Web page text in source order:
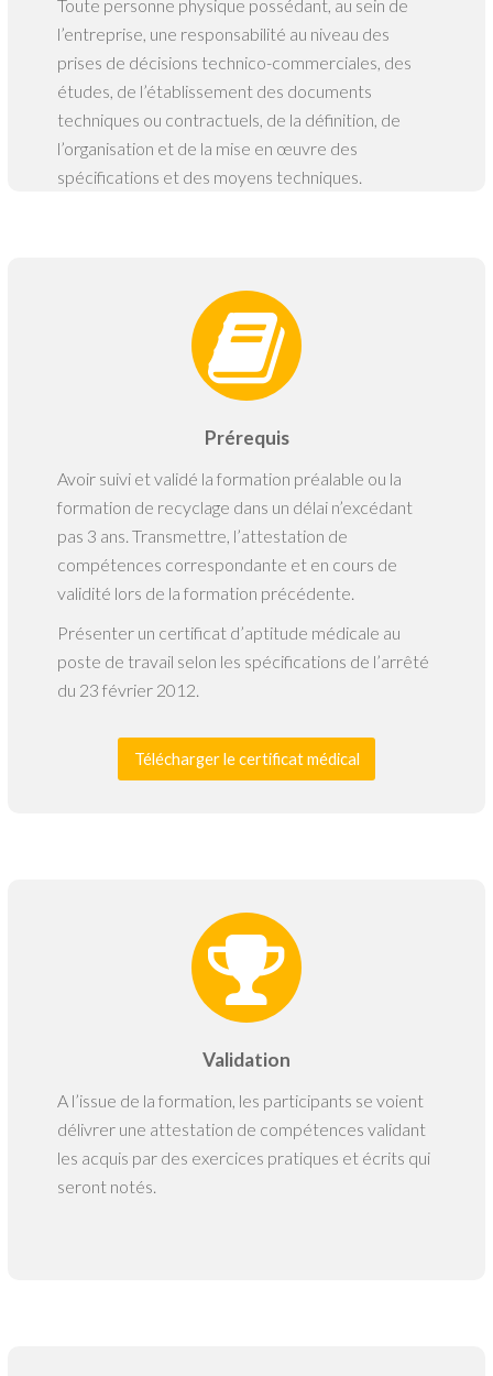
Toute personne physique possédant, au sein de
l’entreprise, une responsabilité au niveau des
prises de décisions technico-commerciales, des
études, de l’établissement des documents
techniques ou contractuels, de la définition, de
l’organisation et de la mise en œuvre des
spécifications et des moyens techniques.
Prérequis
Avoir suivi et validé la formation préalable ou la
formation de recyclage dans un délai n’excédant
pas 3 ans. Transmettre, l’attestation de
compétences correspondante et en cours de
validité lors de la formation précédente.
Présenter un certificat d’aptitude médicale au
poste de travail selon les spécifications de l’arrêté
du 23 février 2012.
Télécharger le certificat médical
Validation
A l’issue de la formation, les participants se voient
délivrer une attestation de compétences validant
les acquis par des exercices pratiques et écrits qui
seront notés.